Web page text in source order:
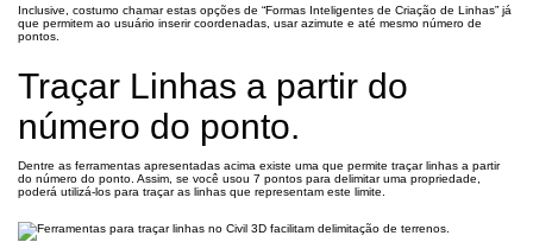
Inclusive, costumo chamar estas opções de “Formas Inteligentes de Criação de Linhas” já
que permitem ao usuário inserir coordenadas, usar azimute e até mesmo número de
pontos.
Traçar Linhas a partir do
número do ponto.
Dentre as ferramentas apresentadas acima existe uma que permite traçar linhas a partir
do número do ponto. Assim, se você usou 7 pontos para delimitar uma propriedade,
poderá utilizá-los para traçar as linhas que representam este limite.